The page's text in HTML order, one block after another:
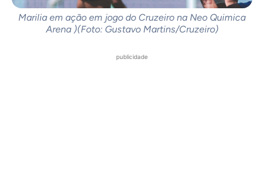
Marilia em ação em jogo do Cruzeiro na Neo Quimica
Arena )(Foto: Gustavo Martins/Cruzeiro)
publicidade